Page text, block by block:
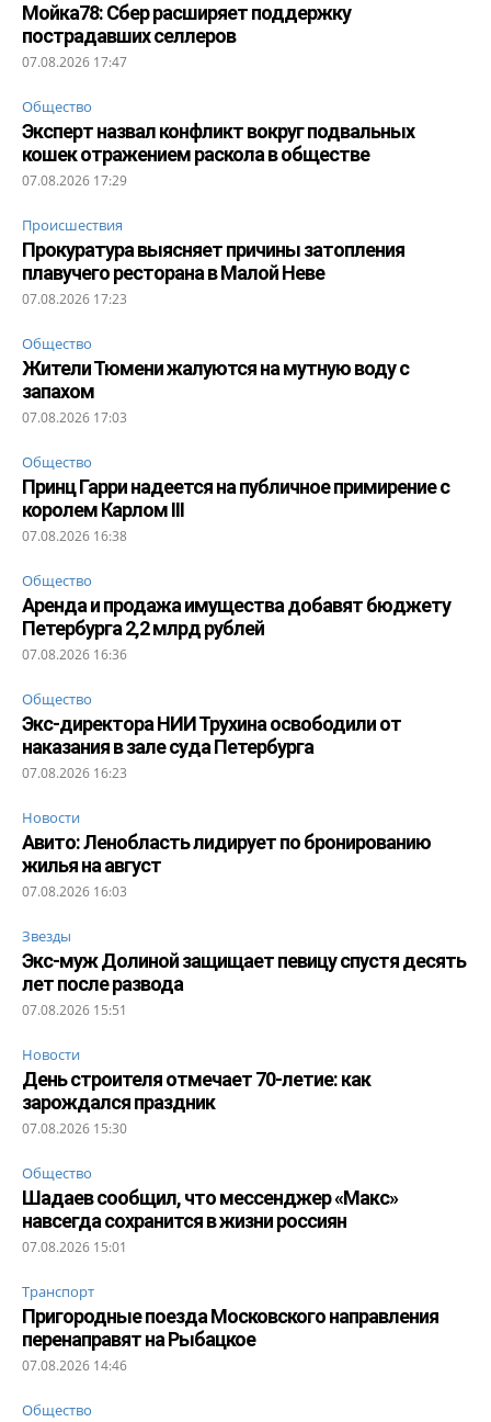
Мойка78: Сбер расширяет поддержку
пострадавших селлеров
07.08.2026 17:47
Общество
Эксперт назвал конфликт вокруг подвальных
кошек отражением раскола в обществе
07.08.2026 17:29
Происшествия
Прокуратура выясняет причины затопления
плавучего ресторана в Малой Неве
07.08.2026 17:23
Общество
Жители Тюмени жалуются на мутную воду с
запахом
07.08.2026 17:03
Общество
Принц Гарри надеется на публичное примирение с
королем Карлом III
07.08.2026 16:38
Общество
Аренда и продажа имущества добавят бюджету
Петербурга 2,2 млрд рублей
07.08.2026 16:36
Общество
Экс-директора НИИ Трухина освободили от
наказания в зале суда Петербурга
07.08.2026 16:23
Новости
Авито: Ленобласть лидирует по бронированию
жилья на август
07.08.2026 16:03
Звезды
Экс-муж Долиной защищает певицу спустя десять
лет после развода
07.08.2026 15:51
Новости
День строителя отмечает 70-летие: как
зарождался праздник
07.08.2026 15:30
Общество
Шадаев сообщил, что мессенджер «Макс»
навсегда сохранится в жизни россиян
07.08.2026 15:01
Транспорт
Пригородные поезда Московского направления
перенаправят на Рыбацкое
07.08.2026 14:46
Общество